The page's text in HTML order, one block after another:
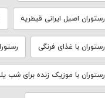
رستوران اصیل ایرانی قیطریه
رستوران با غذای فرنگی
رستوران با موزیک زنده برای شب